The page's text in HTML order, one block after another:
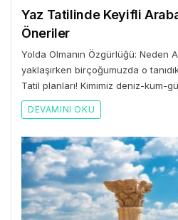
Yaz Tatilinde Keyifli
Öneriler
Yolda Olmanın Özgürlüğü: Neden
yaklaşırken birçoğumuzda o
Tatil planları! Kimimiz deniz-kum-
DEVAMINI OKU